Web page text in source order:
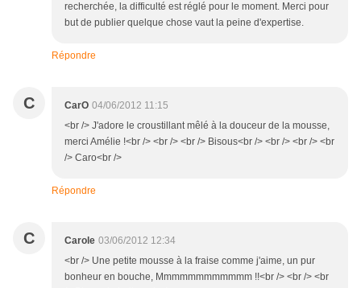
recherchée, la difficulté est réglé pour le moment. Merci pour
but de publier quelque chose vaut la peine d'expertise.
Répondre
C CarO 04/06/2012 11:15
<br /> J'adore le croustillant mêlé à la douceur de la mousse,
merci Amélie !<br /> <br /> <br /> Bisous<br /> <br /> <br /> <br
/> Caro<br />
Répondre
C Carole 03/06/2012 12:34
<br /> Une petite mousse à la fraise comme j'aime, un pur
bonheur en bouche, Mmmmmmmmmmmm !!<br /> <br /> <br